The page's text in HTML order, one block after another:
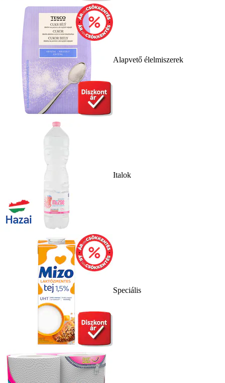
Alapvető élelmiszerek
Italok
Speciális